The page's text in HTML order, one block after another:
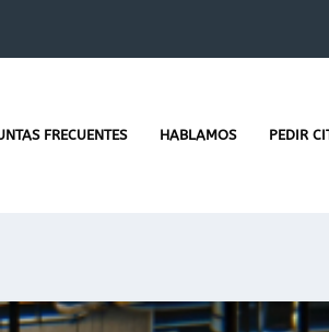
FRECUENTES HABLAMOS PEDIR